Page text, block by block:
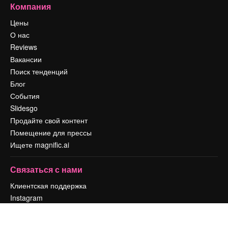
Компания
Цены
О нас
Reviews
Вакансии
Поиск тенденций
Блог
События
Slidesgo
Продайте свой контент
Помещение для прессы
Ищете magnific.ai
Связаться с нами
Клиентская поддержка
Instagram